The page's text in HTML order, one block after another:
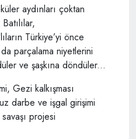
aydınları çoktan
Türkiye’yi önce
parçalama niyetlerini
ve şaşkına döndüler...
Gezi kalkışması
darbe ve işgal girişimi
projesi